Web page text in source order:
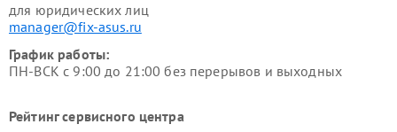
для юридических лиц
manager@fix-asus.ru
График работы:
ПН-ВСК с 9:00 до 21:00 без перерывов и выходных
Рейтинг сервисного центра